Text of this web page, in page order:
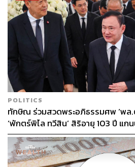
POLITICS
ทักษิณ ร่วมสวดพระอภิธรรมศพ ‘พล.
‘พักตร์พิไล ทวีสิน’ สิริอายุ 103 ปี แก
หลากวงการร่วมอาลัย